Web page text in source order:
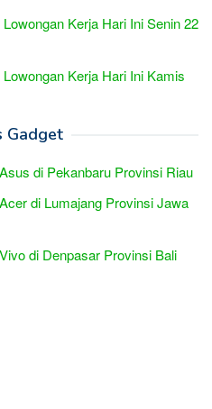
Kerja Hari Ini Senin 22
Kerja Hari Ini Kamis
Gadget
di Pekanbaru Provinsi Riau
di Lumajang Provinsi Jawa
di Denpasar Provinsi Bali